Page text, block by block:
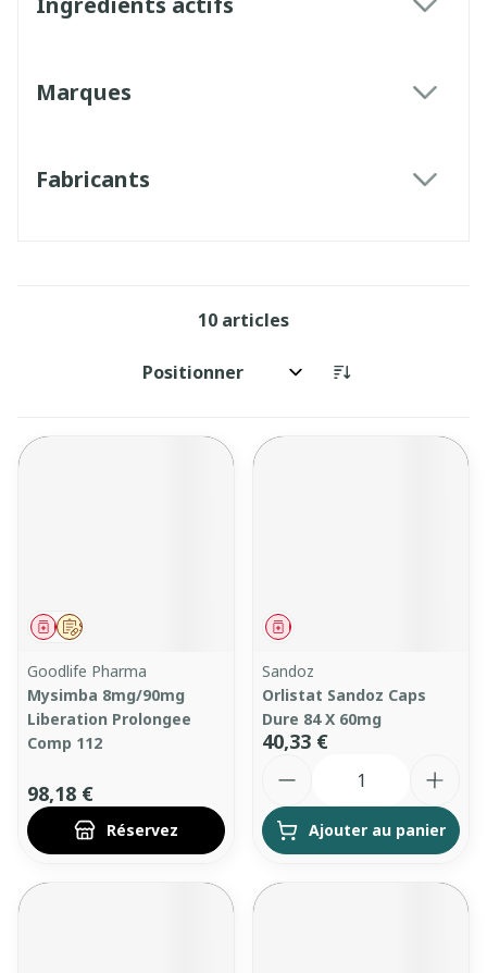
Marques
Fabricants
10 articles
Trier par:
Sur prescription
Médicament
Goodlife Pharma
Mysimba 8mg/90mg
Liberation Prolongee
Comp 112
98,18 €
Réservez
Médicament
Sandoz
Orlistat Sandoz Caps
Dure 84 X 60mg
40,33 €
Ajouter au panier